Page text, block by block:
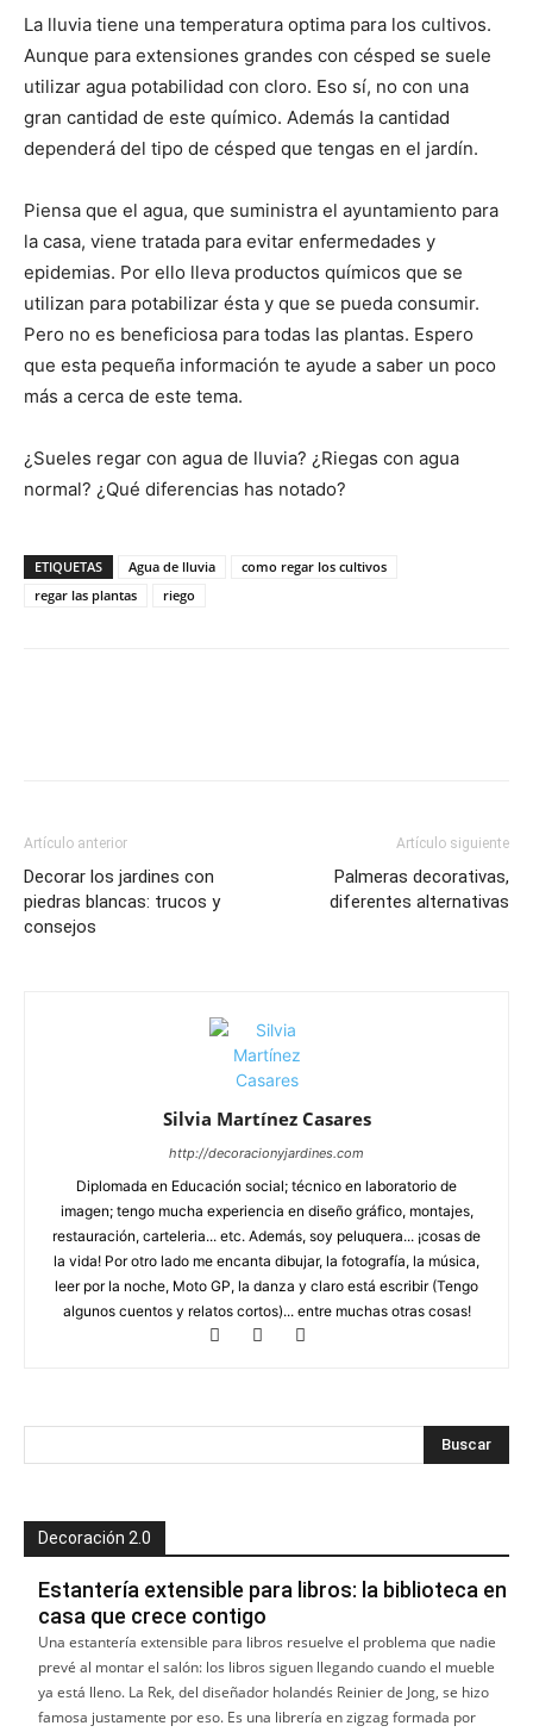
La lluvia tiene una temperatura optima para los cultivos.
Aunque para extensiones grandes con césped se suele
utilizar agua potabilidad con cloro. Eso sí, no con una
gran cantidad de este químico. Además la cantidad
dependerá del tipo de césped que tengas en el jardín.
Piensa que el agua, que suministra el ayuntamiento para
la casa, viene tratada para evitar enfermedades y
epidemias. Por ello lleva productos químicos que se
utilizan para potabilizar ésta y que se pueda consumir.
Pero no es beneficiosa para todas las plantas. Espero
que esta pequeña información te ayude a saber un poco
más a cerca de este tema.
¿Sueles regar con agua de lluvia? ¿Riegas con agua
normal? ¿Qué diferencias has notado?
ETIQUETAS Agua de lluvia
como regar los cultivos
regar las plantas
riego
Artículo anterior
Decorar los jardines con
piedras blancas: trucos y
consejos
Artículo siguiente
Palmeras decorativas,
diferentes alternativas
Silvia Martínez Casares
http://decoracionyjardines.com
Diplomada en Educación social; técnico en laboratorio de
imagen; tengo mucha experiencia en diseño gráfico, montajes,
restauración, carteleria... etc. Además, soy peluquera... ¡cosas de
la vida! Por otro lado me encanta dibujar, la fotografía, la música,
leer por la noche, Moto GP, la danza y claro está escribir (Tengo
algunos cuentos y relatos cortos)... entre muchas otras cosas!
Decoración 2.0
Estantería extensible para libros: la biblioteca en
casa que crece contigo
Una estantería extensible para libros resuelve el problema que nadie
prevé al montar el salón: los libros siguen llegando cuando el mueble
ya está lleno. La Rek, del diseñador holandés Reinier de Jong, se hizo
famosa justamente por eso. Es una librería en zigzag formada por